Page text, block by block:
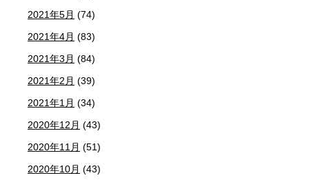
2021年5月 (74)
2021年4月 (83)
2021年3月 (84)
2021年2月 (39)
2021年1月 (34)
2020年12月 (43)
2020年11月 (51)
2020年10月 (43)